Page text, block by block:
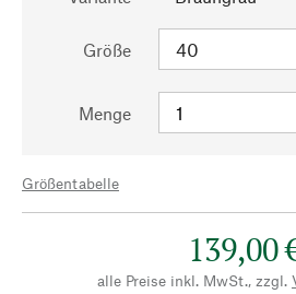
Größe
Menge
Größentabelle
139,00
alle Preise inkl. MwSt., zzgl.